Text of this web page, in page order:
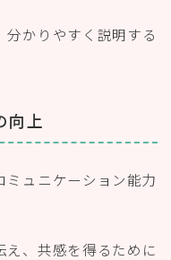
分かりやすく説明する
向上
ミュニケーション能力
え、共感を得るために